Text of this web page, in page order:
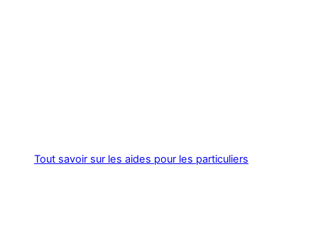
Tout savoir sur les aides pour les particuliers